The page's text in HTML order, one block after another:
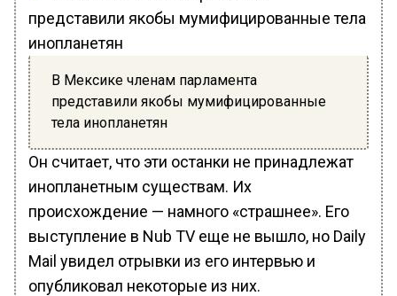
В Мексике членам парламента
представили якобы мумифицированные
тела инопланетян
Он считает, что эти останки не принадлежат
инопланетным существам. Их
происхождение — намного «страшнее». Его
выступление в Nub TV еще не вышло, но Daily
Mail увидел отрывки из его интервью и
опубликовал некоторые из них.